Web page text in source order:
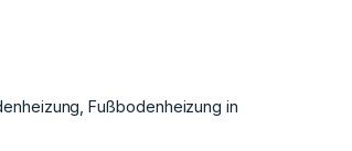
Fußbodenheizung in